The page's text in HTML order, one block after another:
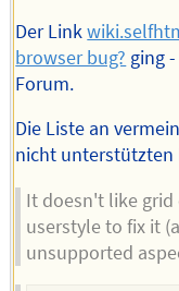
Der Link
browser bug? ging
Forum.
Die Liste an
nicht unterstützten
It doesn't like
userstyle to fix it
unsupported